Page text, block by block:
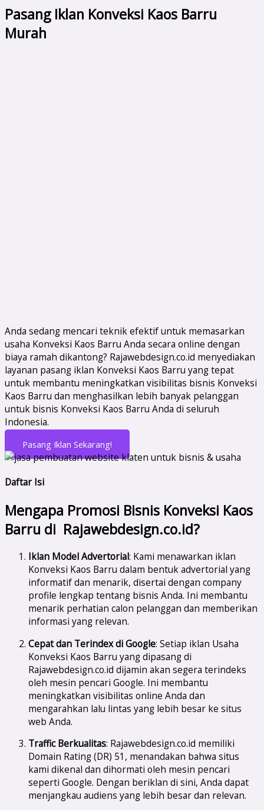
Pasang Iklan Konveksi Kaos Barru
Murah
Anda sedang mencari teknik efektif untuk memasarkan
usaha Konveksi Kaos Barru Anda secara online dengan
biaya ramah dikantong? Rajawebdesign.co.id menyediakan
layanan pasang iklan Konveksi Kaos Barru yang tepat
untuk membantu meningkatkan visibilitas bisnis Konveksi
Kaos Barru dan menghasilkan lebih banyak pelanggan
untuk bisnis Konveksi Kaos Barru Anda di seluruh
Indonesia.
Pasang Iklan Sekarang!
Daftar Isi
Mengapa Promosi Bisnis Konveksi Kaos
Barru di Rajawebdesign.co.id?
Iklan Model Advertorial: Kami menawarkan iklan
Konveksi Kaos Barru dalam bentuk advertorial yang
informatif dan menarik, disertai dengan company
profile lengkap tentang bisnis Anda. Ini membantu
menarik perhatian calon pelanggan dan memberikan
informasi yang relevan.
Cepat dan Terindex di Google: Setiap iklan Usaha
Konveksi Kaos Barru yang dipasang di
Rajawebdesign.co.id dijamin akan segera terindeks
oleh mesin pencari Google. Ini membantu
meningkatkan visibilitas online Anda dan
mengarahkan lalu lintas yang lebih besar ke situs
web Anda.
Traffic Berkualitas: Rajawebdesign.co.id memiliki
Domain Rating (DR) 51, menandakan bahwa situs
kami dikenal dan dihormati oleh mesin pencari
seperti Google. Dengan beriklan di sini, Anda dapat
menjangkau audiens yang lebih besar dan relevan.